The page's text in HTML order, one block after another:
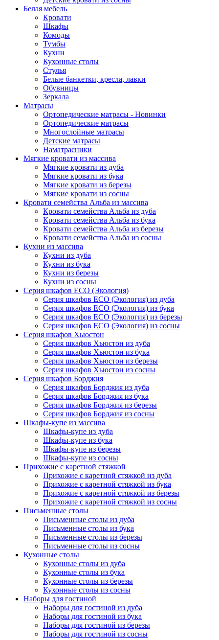
Белая мебель
Кровати
Шкафы
Комоды
Тумбы
Кухни
Кухонные столы
Стулья
Белые банкетки, кресла, лавки
Обувницы
Зеркала
Матрасы
Ортопедические матрасы - Новинки
Ортопедические матрасы
Многослойные матрасы
Детские матрасы
Наматрасники
Мягкие кровати из массива
Мягкие кровати из дуба
Мягкие кровати из бука
Мягкие кровати из березы
Мягкие кровати из сосны
Кровати семейства Альба из массива
Кровати семейства Альба из дуба
Кровати семейства Альба из бука
Кровати семейства Альба из березы
Кровати семейства Альба из сосны
Кухни из массива
Кухни из дуба
Кухни из бука
Кухни из березы
Кухни из сосны
Серия шкафов ECO (Экология)
Серия шкафов ECO (Экология) из дуба
Серия шкафов ECO (Экология) из бука
Серия шкафов ECO (Экология) из березы
Серия шкафов ECO (Экология) из сосны
Серия шкафов Хьюстон
Серия шкафов Хьюстон из дуба
Серия шкафов Хьюстон из бука
Серия шкафов Хьюстон из березы
Серия шкафов Хьюстон из сосны
Серия шкафов Борджия
Серия шкафов Борджия из дуба
Серия шкафов Борджия из бука
Серия шкафов Борджия из березы
Серия шкафов Борджия из сосны
Шкафы-купе из массива
Шкафы-купе из дуба
Шкафы-купе из бука
Шкафы-купе из березы
Шкафы-купе из сосны
Прихожие с каретной стяжкой
Прихожие с каретной стяжкой из дуба
Прихожие с каретной стяжкой из бука
Прихожие с каретной стяжкой из березы
Прихожие с каретной стяжкой из сосны
Письменные столы
Письменные столы из дуба
Письменные столы из бука
Письменные столы из березы
Письменные столы из сосны
Кухонные столы
Кухонные столы из дуба
Кухонные столы из бука
Кухонные столы из березы
Кухонные столы из сосны
Наборы для гостиной
Наборы для гостиной из дуба
Наборы для гостиной из бука
Наборы для гостиной из березы
Наборы для гостиной из сосны